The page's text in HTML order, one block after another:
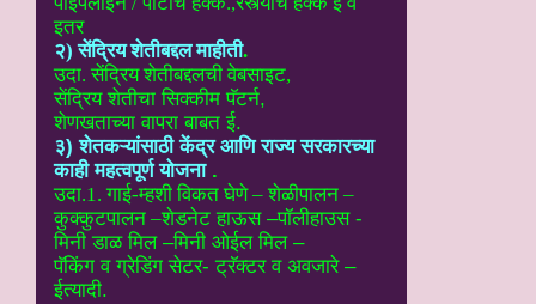
इतर
२) सेंद्रिय शेतीबद्दल माहीती.
उदा. सेंद्रिय शेतीबद्दलची वेबसाइट,
सेंद्रिय शेतीचा सिक्कीम पॅटर्न,
शेणखताच्या वापरा बाबत ई.
३) शेतकऱ्यांसाठी केंद्र आणि राज्य सरकारच्या
काही महत्वपूर्ण योजना.
उदा.1. गाई-म्हशी विकत घेणे – शेळीपालन –
कुक्कुटपालन –शेडनेट हाऊस –पॉलीहाउस -
मिनी डाळ मिल –मिनी ओईल मिल –
पॅकिंग व ग्रेडिंग सेटर- ट्रॅक्टर व अवजारे –
ईत्यादी.